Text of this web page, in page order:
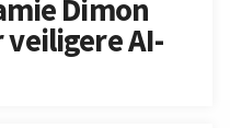
Dimon
AI-